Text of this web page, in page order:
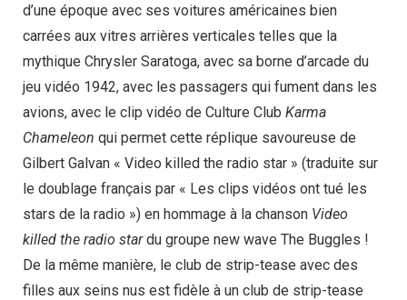
d’une époque avec ses voitures américaines bien
carrées aux vitres arrières verticales telles que la
mythique Chrysler Saratoga, avec sa borne d’arcade du
jeu vidéo 1942, avec les passagers qui fument dans les
avions, avec le clip vidéo de Culture Club Karma
Chameleon qui permet cette réplique savoureuse de
Gilbert Galvan « Video killed the radio star » (traduite sur
le doublage français par « Les clips vidéos ont tué les
stars de la radio ») en hommage à la chanson Video
killed the radio stardu groupe new wave The Buggles !
De la même manière, le club de strip-tease avec des
filles aux seins nus est fidèle à un club de strip-tease